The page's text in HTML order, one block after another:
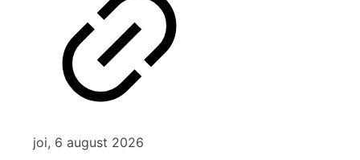
joi, 6 august 2026